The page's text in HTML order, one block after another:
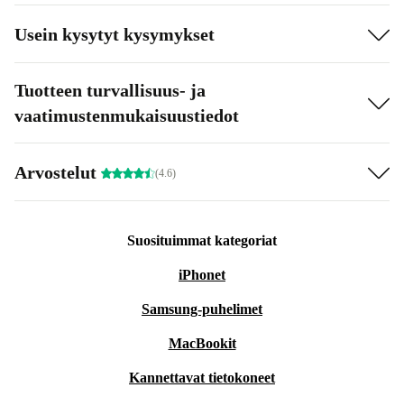
Usein kysytyt kysymykset
Tuotteen turvallisuus- ja
vaatimustenmukaisuustiedot
Arvostelut (4.6)
Suosituimmat kategoriat
iPhonet
Samsung-puhelimet
MacBookit
Kannettavat tietokoneet